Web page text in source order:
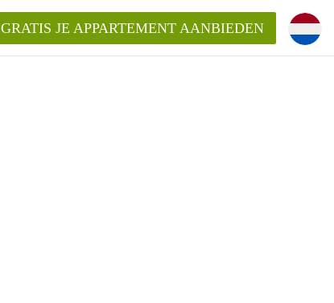
GRATIS JE APPARTEMENT AANBIEDEN